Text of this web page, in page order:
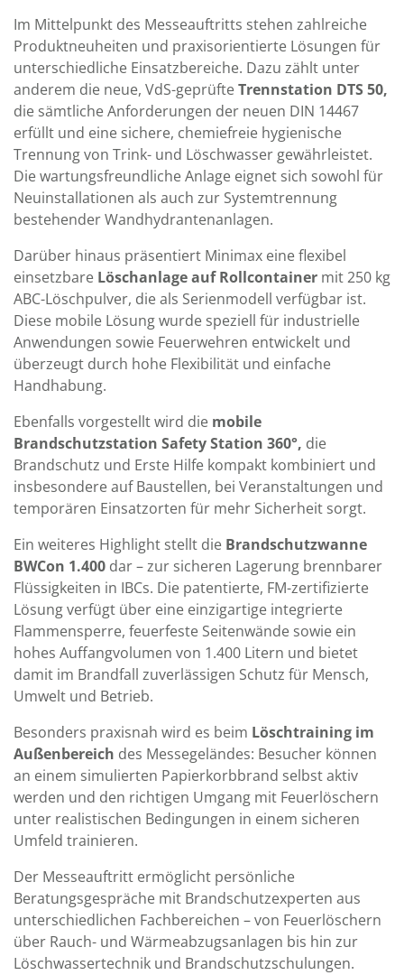
Im Mittelpunkt des Messeauftritts stehen zahlreiche
Produktneuheiten und praxisorientierte Lösungen für
unterschiedliche Einsatzbereiche. Dazu zählt unter
anderem die neue, VdS-geprüfteTrennstation DTS 50,
die sämtliche Anforderungen der neuen DIN 14467
erfüllt und eine sichere, chemiefreie hygienische
Trennung von Trink- und Löschwasser gewährleistet.
Die wartungsfreundliche Anlage eignet sich sowohl für
Neuinstallationen als auch zur Systemtrennung
bestehender Wandhydrantenanlagen.
Darüber hinaus präsentiert Minimax eine flexibel
einsetzbare Löschanlage auf Rollcontainer mit 250 kg
ABC-Löschpulver, die als Serienmodell verfügbar ist.
Diese mobile Lösung wurde speziell für industrielle
Anwendungen sowie Feuerwehren entwickelt und
überzeugt durch hohe Flexibilität und einfache
Handhabung.
Ebenfalls vorgestellt wird die mobile
Brandschutzstation Safety Station 360°, die
Brandschutz und Erste Hilfe kompakt kombiniert und
insbesondere auf Baustellen, bei Veranstaltungen und
temporären Einsatzorten für mehr Sicherheit sorgt.
Ein weiteres Highlight stellt die Brandschutzwanne
BWCon 1.400 dar – zur sicheren Lagerung brennbarer
Flüssigkeiten in IBCs. Die patentierte, FM-zertifizierte
Lösung verfügt über eine einzigartige integrierte
Flammensperre, feuerfeste Seitenwände sowie ein
hohes Auffangvolumen von 1.400 Litern und bietet
damit im Brandfall zuverlässigen Schutz für Mensch,
Umwelt und Betrieb.
Besonders praxisnah wird es beim Löschtraining im
Außenbereich des Messegeländes: Besucher können
an einem simulierten Papierkorbbrand selbst aktiv
werden und den richtigen Umgang mit Feuerlöschern
unter realistischen Bedingungen in einem sicheren
Umfeld trainieren.
Der Messeauftritt ermöglicht persönliche
Beratungsgespräche mit Brandschutzexperten aus
unterschiedlichen Fachbereichen – von Feuerlöschern
über Rauch- und Wärmeabzugsanlagen bis hin zur
Löschwassertechnik und Brandschutzschulungen.